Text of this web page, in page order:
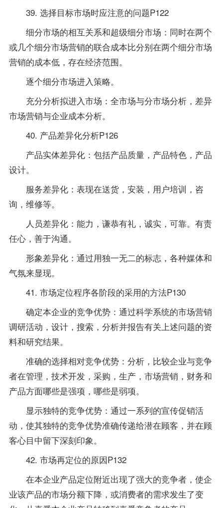
39. 选择目标市场时应注意的问题P122
细分市场的相互关系和超级细分市场：同时在两个
或几个细分市场营销的联合成本比分别在两个细分市场
营销的成本低，存在经济范围。
逐个细分市场进入策略。
充分分析拟进入市场：全市场与分市场分析，差异
市场营销与企业成本分析。
40. 产品差异化分析P126
产品实体差异化：包括产品质量，产品特色，产品
设计。
服务差异化：表现在送货，安装，用户培训，咨
询，维修等。
人员差异化：能力，谦恭有礼，诚实，可靠。有责
任心，善于沟通。
形象差异化：通过用独一无二的标志，各种媒体和
气氛来显现。
41. 市场定位程序各阶段的采用的方法P130
确定本企业的竞争优势：通过科学系统的市场营销
调研活动，设计，搜索，分析并报告有关上述问题的资
料和研究结果。
准确的选择相对竞争优势：分析，比较企业与竞争
者在管理，技术开发，采购，生产，市场营销，财务和
产品方面哪些是强项，哪些是弱项。
显示独特的竞争优势：通过一系列的宣传促销活
动，使其独特的竞争优势准确传递给潜在顾客，并在顾
客心目中留下深刻印象。
42. 市场再定位的原因P132
在本企业产品定位附近出现了强大的竞争者，使企
业该产品的市场分额下降，或消费者的需求发生了变